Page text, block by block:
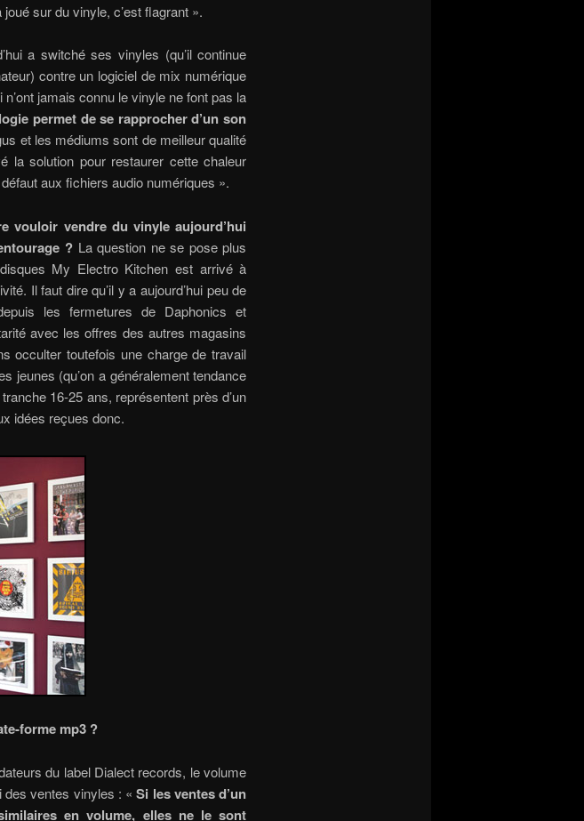
sur du vinyle, c’est flagrant ».
a switché ses vinyles (qu’il continue
contre un logiciel de mix numérique
jamais connu le vinyle ne font pas la
permet de se rapprocher d’un son
et les médiums sont de meilleur qualité
la solution pour restaurer cette chaleur
aux fichiers audio numériques ».
vouloir vendre du vinyle aujourd’hui
? La question ne se pose plus
My Electro Kitchen est arrivé à
Il faut dire qu’il y a aujourd’hui peu de
les fermetures de Daphonics et
avec les offres des autres magasins
occulter toutefois une charge de travail
jeunes (qu’on a généralement tendance
16-25 ans, représentent près d’un
idées reçues donc.
forme mp3 ?
du label Dialect records, le volume
des ventes vinyles : «Si les ventes d’un
en volume, elles ne le sont